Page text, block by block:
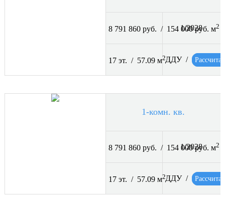
8 791 860 руб. / 154 000 руб. м2
1/2028
17 эт. / 57.09 м2ДДУ /
1-комн. кв.
8 791 860 руб. / 154 000 руб. м2
1/2028
17 эт. / 57.09 м2ДДУ /